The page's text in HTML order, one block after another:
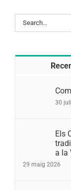
Search
for:
30
Els
a la
29 maig 2026